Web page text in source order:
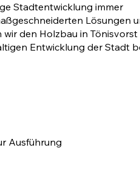
Stadtentwicklung immer
Lösungen
den Holzbau in Tönisvorst
Entwicklung der Stadt
Ausführung